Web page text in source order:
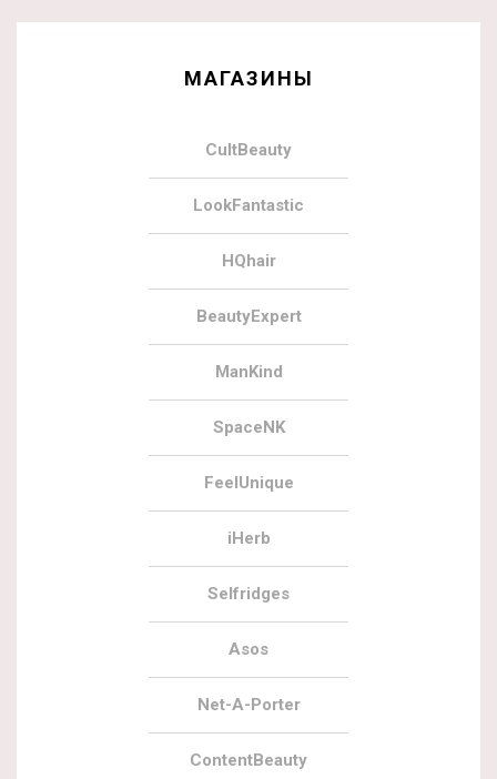
МАГАЗИНЫ
CultBeauty
LookFantastic
HQhair
BeautyExpert
ManKind
SpaceNK
FeelUnique
iHerb
Selfridges
Asos
Net-A-Porter
ContentBeauty